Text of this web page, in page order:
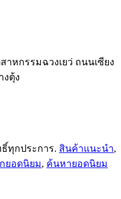
าหกรรมฉวงเยว่ ถนนเซียง
งตุ้ง
ธิ์ทุกประการ. สินค้าแนะนำ,
ยอดนิยม, ค้นหายอดนิยม